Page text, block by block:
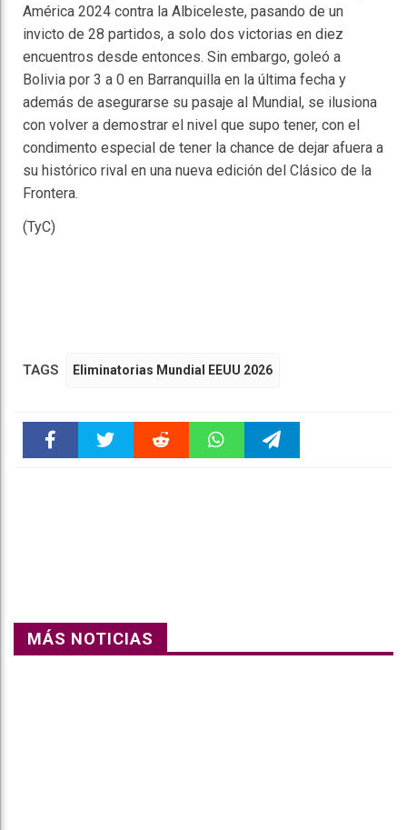
América 2024 contra la Albiceleste, pasando de un
invicto de 28 partidos, a solo dos victorias en diez
encuentros desde entonces. Sin embargo, goleó a
Bolivia por 3 a 0 en Barranquilla en la última fecha y
además de asegurarse su pasaje al Mundial, se ilusiona
con volver a demostrar el nivel que supo tener, con el
condimento especial de tener la chance de dejar afuera a
su histórico rival en una nueva edición del Clásico de la
Frontera.
(TyC)
TAGS Eliminatorias Mundial EEUU 2026
MÁS NOTICIAS